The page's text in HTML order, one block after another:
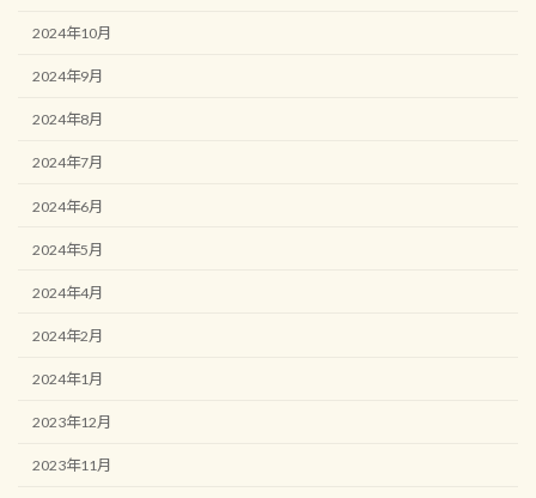
2024年10月
2024年9月
2024年8月
2024年7月
2024年6月
2024年5月
2024年4月
2024年2月
2024年1月
2023年12月
2023年11月